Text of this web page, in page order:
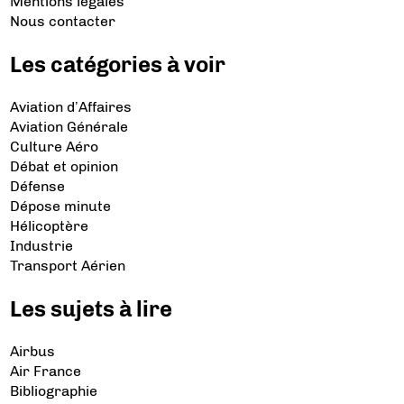
Nous contacter
Les catégories à voir
Aviation d’Affaires
Aviation Générale
Culture Aéro
Débat et opinion
Défense
Dépose minute
Hélicoptère
Industrie
Transport Aérien
Les sujets à lire
Airbus
Air France
Bibliographie